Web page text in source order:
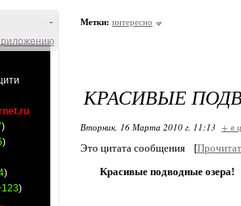
-
)
)
)
)
Метки: интересно
КРАСИВЫЕ
Вторник, 16 Марта 2010 г. 11:13 + в
Это цитата сообщения
[
Красивые подводные озера!